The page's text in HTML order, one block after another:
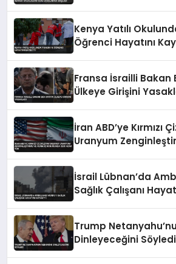
Kenya Yatılı
Öğrenci Hayatını
Fransa İsrailli Bakan
Ülkeye Girişini
İran ABD’ye Kırmızı
Uranyum
İsrail Lübnan’da
Sağlık Çalışanı
Trump
Dinleyeceğini Söyledi